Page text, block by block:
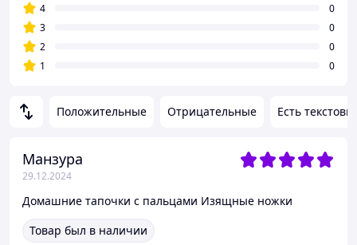
Положительные Отрицательные Есть
Манзура
29.12.2024
Домашние тапочки с пальцами Изящные ножки
Товар был в наличии
4
0
3
0
2
0
1
0